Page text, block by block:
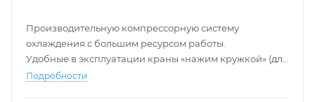
Производительную компрессорную систему
охлаждения с большим ресурсом работы.
Удобные в эксплуатации краны «нажим кружкой» (для
горячей и холодной воды).
Подробности